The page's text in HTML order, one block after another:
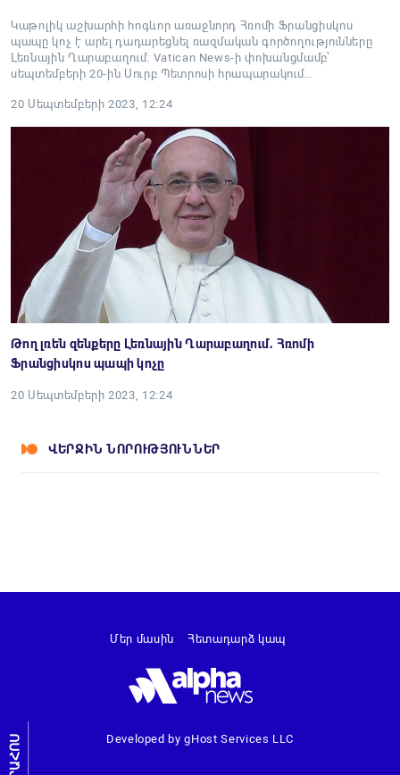
Կաթոլիկ աշխարհի հոգևոր առաջնորդ Հռոմի Ֆրանցիսկոս
պապը կոչ է արել դադարեցնել ռազմական գործողությունները
Լեռնային Ղարաբաղում։ Vatican News-ի փոխանցմամբ՝
սեպտեմբերի 20-ին Սուրբ Պետրոսի հրապարակում…
20 Սեպտեմբերի 2023, 12:24
Թող լռեն զենքերը Լեռնային Ղարաբաղում․ Հռոմի
Ֆրանցիսկոս պապի կոչը
20 Սեպտեմբերի 2023, 12:24
ՎԵՐՋԻՆ ՆՈՐՈՒԹՅՈՒՆՆԵՐ
ԼՐԱՀՈՍ Developed by gHost Services LLC
Մեր մասին Հետադարձ կապ